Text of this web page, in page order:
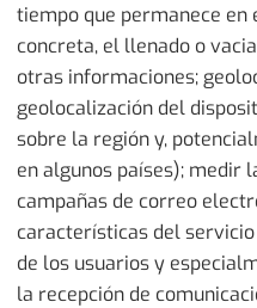
tiempo que permanece en
concreta, el llenado o
otras informaciones;
geolocalización del
sobre la región y,
en algunos países); medir
campañas de correo
características del
de los usuarios y
la recepción de